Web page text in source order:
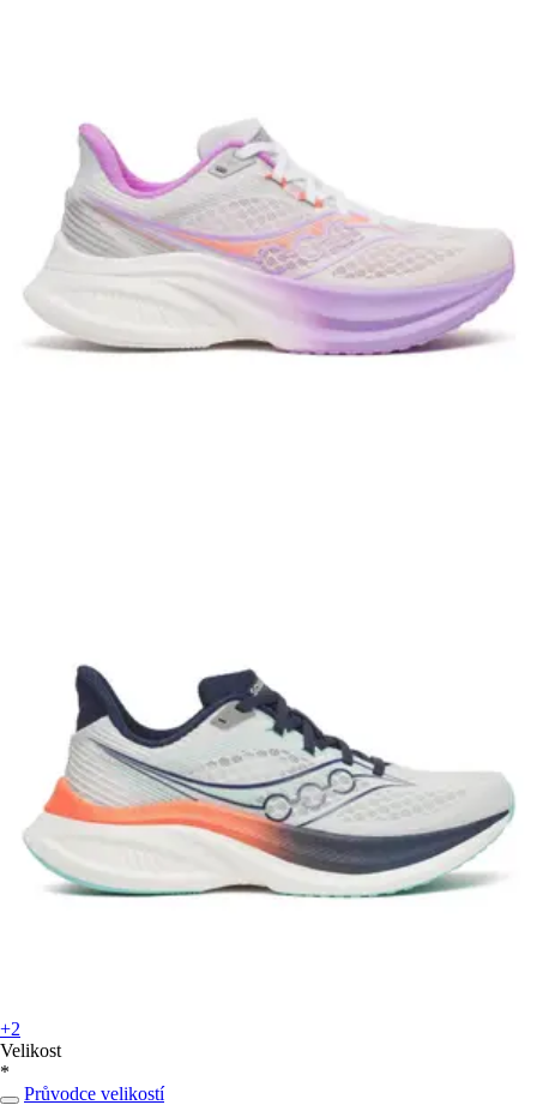
+2
Velikost
*
Průvodce velikostí